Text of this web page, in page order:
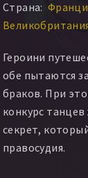
Рубен Накаи
Бриджет Энн
Ребека Уорд-
Страна:
Героини
обе пытаются
браков. При
конкурс
секрет,
правосудия.